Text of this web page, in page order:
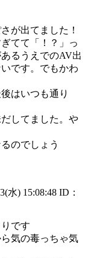
が出てました！
てて「！？」っ
るうえでのAV出
です。でもかわ
はいつも通り
してました。や
のでしょう
水) 15:08:48 ID：
です
気の毒っちゃ気